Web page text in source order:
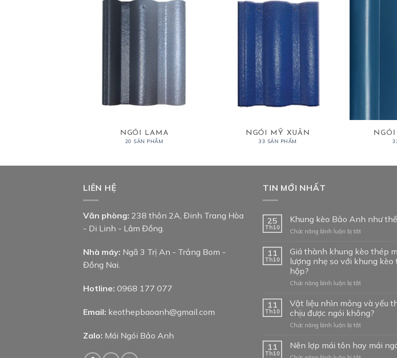
NGÓI LAMA
20 SẢN PHẨM
NGÓI MỸ XUÂN
33 SẢN PHẨM
LIÊN HỆ
Văn phòng: 238 thôn 2A, Đinh Trang Hòa
- Di Linh - Lâm Đồng.
Nhà máy: Ngã 3 Trị An - Trảng Bom -
Đồng Nai.
Hotline: 0968 177 077
Email: keothepbaoanh@gmail.com
Zalo: Mái Ngói Bảo Anh
TIN MỚI NHẤT
25
Th10
Khung kèo Bảo Anh như
Chức năng bình luận bị tắtở
kèo
Anh
thế
11
Th10
Giá thành khung kèo thép
lượng nhẹ so với khung kèo
hộp?
Chức năng bình luận bị tắtở
thành
khung
kèo
thép
trọng
lượng
11
Th10
Vật liệu nhìn mỏng và yếu
chịu được ngói không?
Chức năng bình luận bị tắtở
nhìn
11
Th10
Nên lợp mái tôn hay mái